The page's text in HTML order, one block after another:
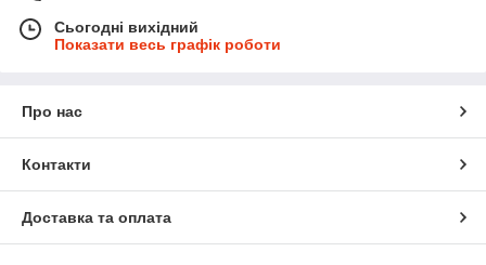
Сьогодні вихідний
Показати весь графік роботи
Про нас
Контакти
Доставка та оплата